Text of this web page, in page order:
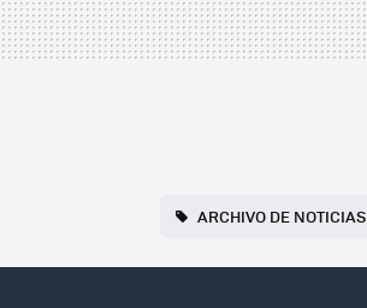
ARCHIVO DE NOTICIAS